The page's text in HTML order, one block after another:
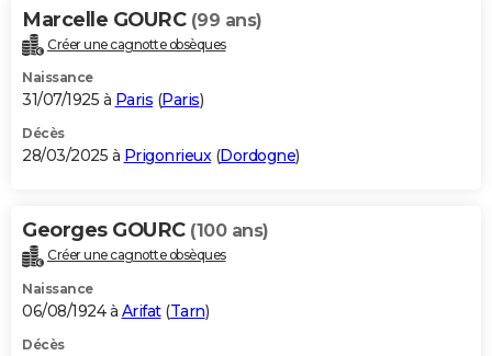
Marcelle GOURC (99 ans)
Créer une cagnotte obsèques
Naissance
31/07/1925 à Paris (Paris)
Décès
28/03/2025 à Prigonrieux(Dordogne)
Georges GOURC (100 ans)
Créer une cagnotte obsèques
Naissance
06/08/1924 à Arifat(Tarn)
Décès